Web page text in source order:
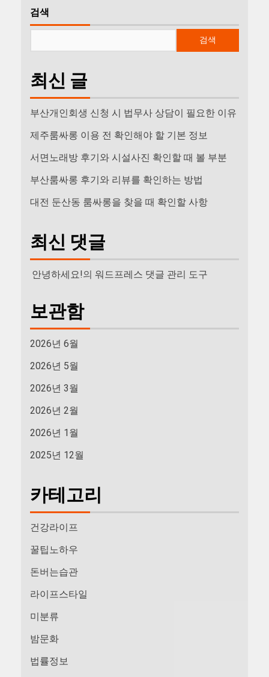
검색
검색
최신 글
부산개인회생 신청 시 법무사 상담이 필요한 이유
제주룸싸롱 이용 전 확인해야 할 기본 정보
서면노래방 후기와 시설사진 확인할 때 볼 부분
부산룸싸롱 후기와 리뷰를 확인하는 방법
대전 둔산동 룸싸롱을 찾을 때 확인할 사항
최신 댓글
안녕하세요!의 워드프레스 댓글 관리 도구
보관함
2026년 6월
2026년 5월
2026년 3월
2026년 2월
2026년 1월
2025년 12월
카테고리
건강라이프
꿀팁노하우
돈버는습관
라이프스타일
미분류
밤문화
법률정보